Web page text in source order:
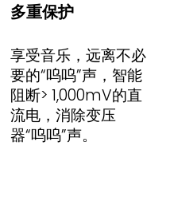
多重保护
享受音乐，远离不必
要的“呜呜”声，智能
阻断> 1,000mV的直
流电，消除变压
器“呜呜”声。